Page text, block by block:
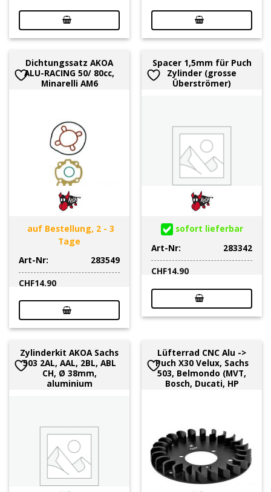
Dichtungssatz AKOA
ALU-RACING 50/ 80cc,
Minarelli AM6
auf Bestellung, 2 - 3
Tage
Art-Nr:
283549
CHF14.90
Spacer 1,5mm für Puch
Zylinder (grosse
Überströmer)
sofort lieferbar
Art-Nr:
283342
CHF14.90
Zylinderkit AKOA Sachs
503 2AL, AAL, 2BL, ABL
CH, Ø 38mm,
aluminium
Lüfterrad CNC Alu ->
Puch X30 Velux, Sachs
503, Belmondo (MVT,
Bosch, Ducati, HP